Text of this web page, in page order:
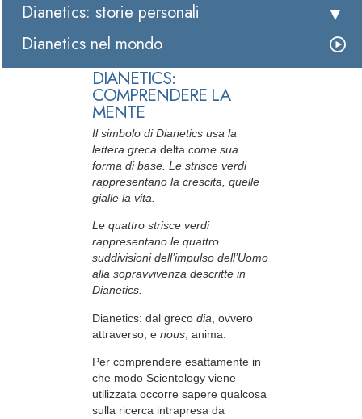
Dianetics: storie personali
Dianetics nel mondo
DIANETICS:
COMPRENDERE LA
MENTE
Il simbolo di Dianetics usa la
lettera greca delta come sua
forma di base. Le strisce verdi
rappresentano la crescita, quelle
gialle la vita.
Le quattro strisce verdi
rappresentano le quattro
suddivisioni dell’impulso dell’Uomo
alla sopravvivenza descritte in
Dianetics.
Dianetics: dal greco dia , ovvero
attraverso, e nous , anima.
Per comprendere esattamente in
che modo Scientology viene
utilizzata occorre sapere qualcosa
sulla ricerca intrapresa da